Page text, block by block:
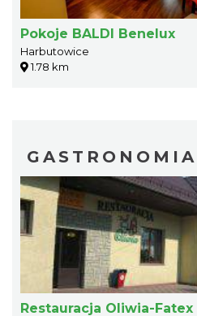
Pokoje BALDI Benelux
Harbutowice
1.78 km
Restauracja Oliwia-Fatex